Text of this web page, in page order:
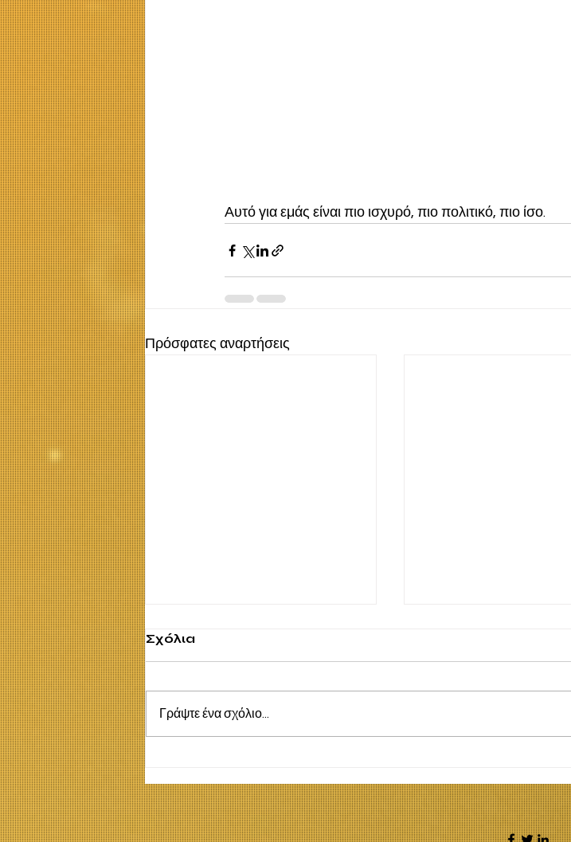
Αυτό για εμάς είναι πιο ισχυρό, πιο πολιτικό, πιο ίσο.
Πρόσφατες αναρτήσεις
Αιτιότητας στην
εκπαίδευση του
Αυτισμού. Γιάννης
το "τραύμα". Η ποπ
ψυχολογία δε
μεγαλώνει παιδιά.
Σχόλια
Γράψτε ένα σχόλιο...